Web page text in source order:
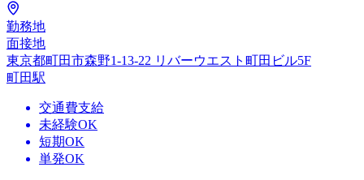
勤務地
面接地
東京都町田市森野1-13-22 リバーウエスト町田ビル5F
町田駅
交通費支給
未経験OK
短期OK
単発OK